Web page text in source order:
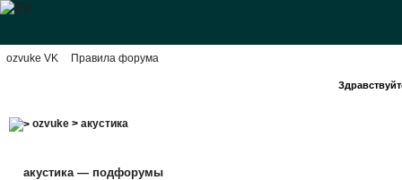
ozvuke VK Правила форума
ozvuke> акустика
акустика — подфорумы